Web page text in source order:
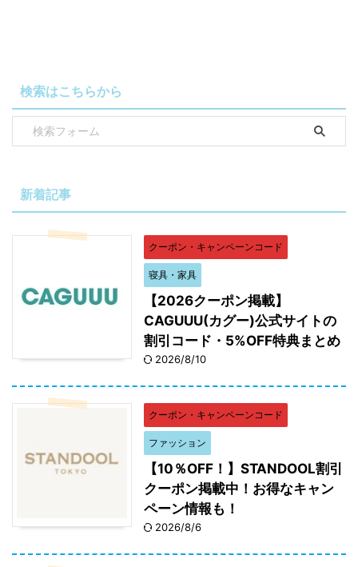
検索はこちらから
新着記事
クーポン・キャンペーンコード
寝具・家具
【2026クーポン掲載】
CAGUUU(カグー)公式サイトの
割引コード・5%OFF特典まとめ
2026/8/10
クーポン・キャンペーンコード
ファッション
【10％OFF！】STANDOOL割引
クーポン掲載中！お得なキャン
ペーン情報も！
2026/8/6